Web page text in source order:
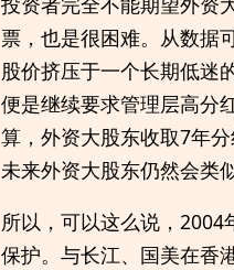
票，也是很困难。从数据
股价挤压于一个长期低迷
便是继续要求管理层高分
算，外资大股东收取7年
未来外资大股东仍然会类
所以，可以这么说，
保护。与长江、国美在香